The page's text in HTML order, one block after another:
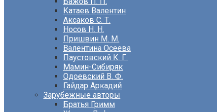
Катаев Валентин
Аксаков С. Т.
Носов Н. Н.
Пришвин М. М.
Валентина Осеева
Паустовский К. Г.
Мамин-Сибиряк
Одоевский В. Ф.
Гайдар Аркадий
Зарубежные авторы
Братья Гримм